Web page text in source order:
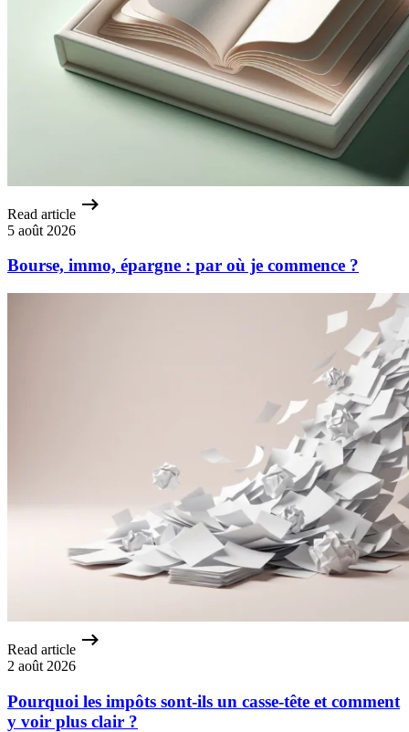
Read article
5 août 2026
Bourse, immo, épargne : par où je commence ?
Read article
2 août 2026
Pourquoi les impôts sont-ils un casse-tête et comment
y voir plus clair ?